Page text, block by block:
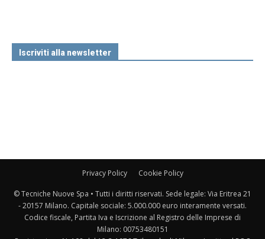
Iscriviti alla newsletter
Privacy Policy Cookie Policy
© Tecniche Nuove Spa • Tutti i diritti riservati. Sede legale: Via Eritrea 21
- 20157 Milano. Capitale sociale: 5.000.000 euro interamente versati.
Codice fiscale, Partita Iva e Iscrizione al Registro delle Imprese di
Milano: 00753480151